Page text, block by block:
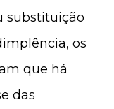
substituição
os
que há
das